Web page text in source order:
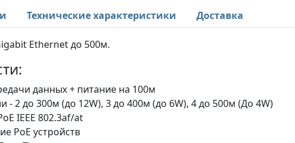
Технические характеристики Доставка
Ethernet до 500м.
данных + питание на 100м
2 до 300м (до 12W), 3 до 400м (до 6W), 4 до 500м (До 4W)
IEEE 802.3af/at
PoE устройств